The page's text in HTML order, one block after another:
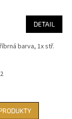
DETAIL
barva, 1x stř.